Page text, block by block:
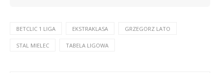
BETCLIC 1 LIGA EKSTRAKLASA GRZEGORZ LATO
STAL MIELEC TABELA LIGOWA